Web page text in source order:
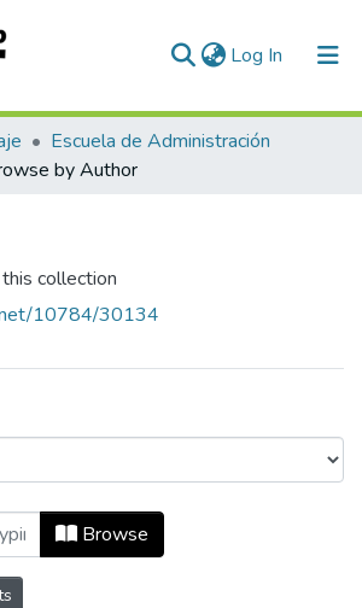
Log In (current)
Escuela de Administración
by Author
collection
10784/30134
by Author "Rojas
Browse